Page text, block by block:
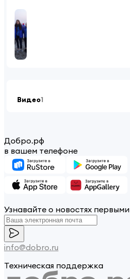
Видео1
Добро.рф
в вашем телефоне
Узнавайте о новостях первыми
info@dobro.ru
Техническая поддержка